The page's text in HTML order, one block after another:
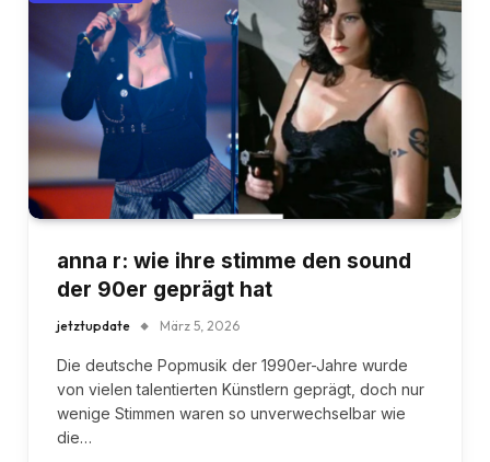
anna r: wie ihre stimme den sound
der 90er geprägt hat
jetztupdate März 5, 2026
Die deutsche Popmusik der 1990er-Jahre wurde
von vielen talentierten Künstlern geprägt, doch nur
wenige Stimmen waren so unverwechselbar wie
die…